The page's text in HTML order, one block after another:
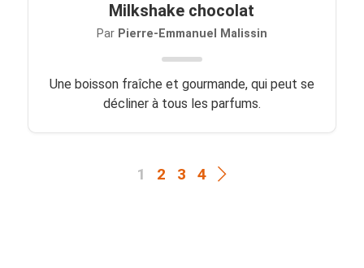
Milkshake chocolat
Par Pierre-Emmanuel Malissin
Une boisson fraîche et gourmande, qui peut se
décliner à tous les parfums.
1 2 3 4